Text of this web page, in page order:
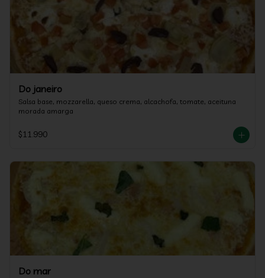
Do janeiro
Salsa base, mozzarella, queso crema, alcachofa, tomate, aceituna
morada amarga
$11.990
Do mar